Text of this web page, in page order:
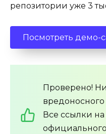
репозитории уже 3
Посмотреть демо-
Проверено!
Все ссылки
официального